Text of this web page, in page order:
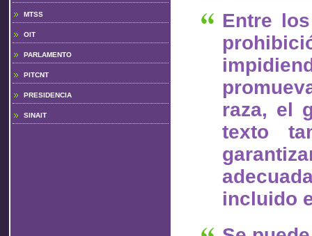
Entre
raza, el
texto
incluido
MTSS
OIT
PARLAMENTO
PITCNT
PRESIDENCIA
SINAIT